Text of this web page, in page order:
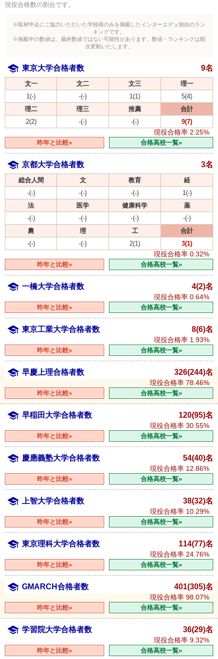
現役合格数の割合です。
※取材申込にご協力いただいた学校様のみを掲載したインターエデュ独自のラン
キングです。
※掲載中の数値は、最終数値ではない可能性があります。数値・ランキングは順
次変動いたします。
東京大学合格者数 9名
文一 文二 文三
理一
1(-)
-(-) 1(1)
5(4)
理二
理三 推薦
合計
2(2)
-(-) -(-) 9(7)
現役合格率 2.25%
昨年と比較» 合格高校一覧»
京都大学合格者数 3名
総合人間 文 教育
経
-(-)
-(-) -(-)
1(-)
法
医学 健康科学
薬
-(-)
-(-) -(-)
-(-)
農
理 工
合計
-(-)
-(-) 2(1) 3(1)
現役合格率 0.32%
昨年と比較» 合格高校一覧»
一橋大学合格者数 4(2)名
現役合格率 0.64%
昨年と比較» 合格高校一覧»
東京工業大学合格者数 8(6)名
現役合格率 1.93%
昨年と比較» 合格高校一覧»
早慶上理合格者数 326(244)名
現役合格率 78.46%
昨年と比較» 合格高校一覧»
早稲田大学合格者数 120(95)名
現役合格率 30.55%
昨年と比較» 合格高校一覧»
慶應義塾大学合格者数 54(40)名
現役合格率 12.86%
昨年と比較» 合格高校一覧»
上智大学合格者数 38(32)名
現役合格率 10.29%
昨年と比較» 合格高校一覧»
東京理科大学合格者数 114(77)名
現役合格率 24.76%
昨年と比較» 合格高校一覧»
GMARCH合格者数 401(305)名
現役合格率 98.07%
昨年と比較» 合格高校一覧»
学習院大学合格者数 36(29)名
現役合格率 9.32%
昨年と比較» 合格高校一覧»